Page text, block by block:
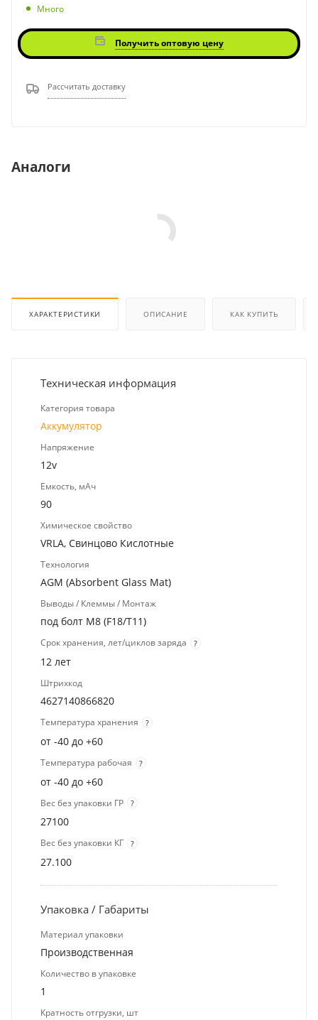
Много
Получить оптовую цену
Рассчитать доставку
Аналоги
ХАРАКТЕРИСТИКИ ОПИСАНИЕ КАК КУПИТЬ
Техническая информация
Категория товара
Аккумулятор
Напряжение
12v
Емкость, мАч
90
Химическое свойство
VRLA, Свинцово Кислотные
Технология
AGM (Absorbent Glass Mat)
Выводы / Клеммы / Монтаж
под болт M8 (F18/T11)
Срок хранения, лет/циклов заряда ?
12 лет
Штрихкод
4627140866820
Температура хранения ?
от -40 до +60
Температура рабочая ?
от -40 до +60
Вес без упаковки ГР ?
27100
Вес без упаковки КГ ?
27.100
Упаковка / Габариты
Материал упаковки
Производственная
Количество в упаковке
1
Кратность отгрузки, шт